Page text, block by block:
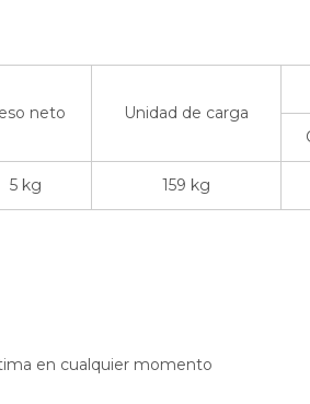
neto
Unidad de carga
5 kg 159 kg
en cualquier momento